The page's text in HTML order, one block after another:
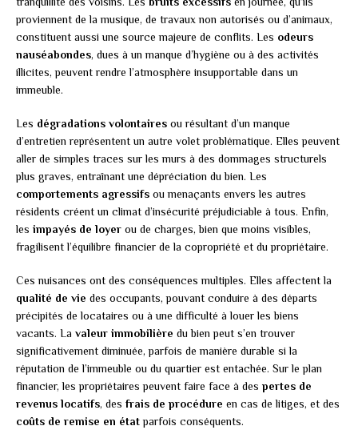
proviennent de la musique, de travaux non autorisés ou d’animaux,
constituent aussi une source majeure de conflits. Les odeurs
nauséabondes, dues à un manque d’hygiène ou à des activités
illicites, peuvent rendre l’atmosphère insupportable dans un
immeuble.
Les dégradations volontaires ou résultant d’un manque
d’entretien représentent un autre volet problématique. Elles peuvent
aller de simples traces sur les murs à des dommages structurels
plus graves, entraînant une dépréciation du bien. Les
comportements agressifs ou menaçants envers les autres
résidents créent un climat d’insécurité préjudiciable à tous. Enfin,
les impayés de loyer ou de charges, bien que moins visibles,
fragilisent l’équilibre financier de la copropriété et du propriétaire.
Ces nuisances ont des conséquences multiples. Elles affectent la
qualité de vie des occupants, pouvant conduire à des départs
précipités de locataires ou à une difficulté à louer les biens
vacants. La valeur immobilière du bien peut s’en trouver
significativement diminuée, parfois de manière durable si la
réputation de l’immeuble ou du quartier est entachée. Sur le plan
financier, les propriétaires peuvent faire face à des pertes de
revenus locatifs, des frais de procédure en cas de litiges, et des
coûts de remise en étatparfois conséquents.